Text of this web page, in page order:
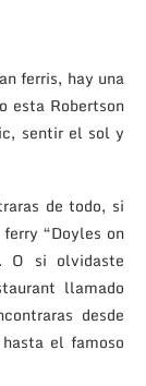
ferris, hay una
esta Robertson
sentir el sol y
de todo, si
“Doyles on
O si olvidaste
llamado
desde
el famoso